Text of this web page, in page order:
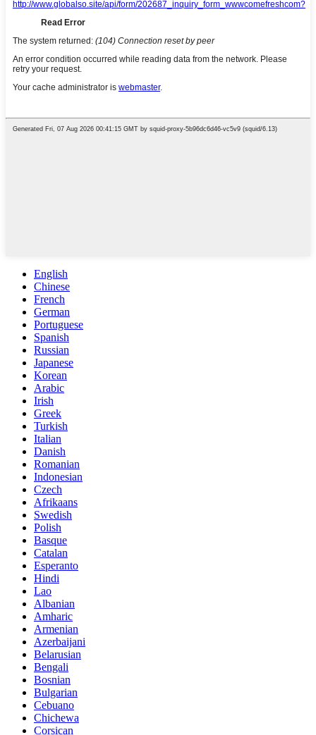
English
Chinese
French
German
Portuguese
Spanish
Russian
Japanese
Korean
Arabic
Irish
Greek
Turkish
Italian
Danish
Romanian
Indonesian
Czech
Afrikaans
Swedish
Polish
Basque
Catalan
Esperanto
Hindi
Lao
Albanian
Amharic
Armenian
Azerbaijani
Belarusian
Bengali
Bosnian
Bulgarian
Cebuano
Chichewa
Corsican